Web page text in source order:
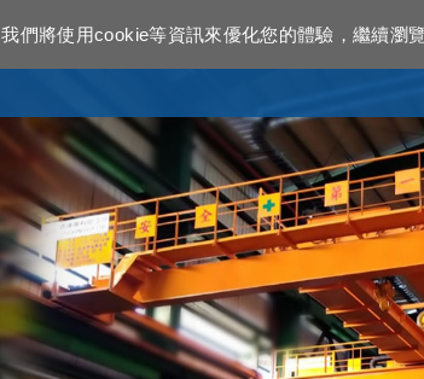
我們將使用cookie等資訊來優化您的體驗，繼續瀏